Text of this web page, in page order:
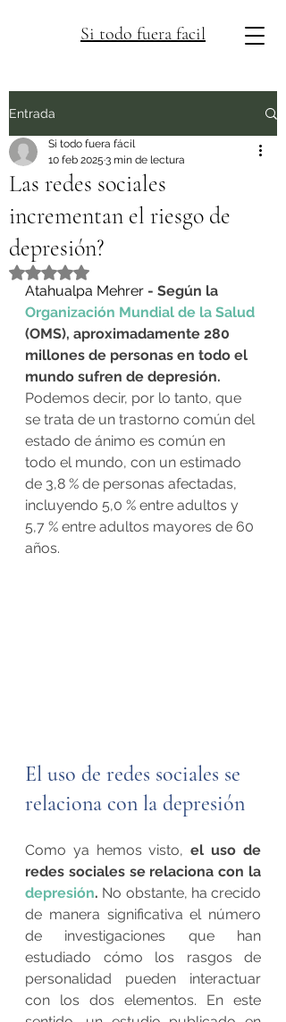
Si todo fuera facil
Entrada
Las redes sociales
incrementan el riesgo de
depresión?
Si todo fuera fácil
10 feb 2025 3 min de lectura
Obtuvo NaN de 5 estrellas.
Atahualpa Mehrer - Según la
Organización Mundial de la Salud
(OMS), aproximadamente 280
millones de personas en todo el
mundo sufren de depresión.
Podemos decir, por lo tanto, que
se trata de un trastorno común del
estado de ánimo es común en
todo el mundo, con un estimado
de 3,8 % de personas afectadas,
incluyendo 5,0 % entre adultos y
5,7 % entre adultos mayores de 60
años.
El uso de redes sociales se
relaciona con la depresión
Como ya hemos visto, el uso de
depresión. No obstante, ha crecido
de manera significativa el número
de investigaciones que han
estudiado cómo los rasgos de
personalidad pueden interactuar
con los dos elementos. En este